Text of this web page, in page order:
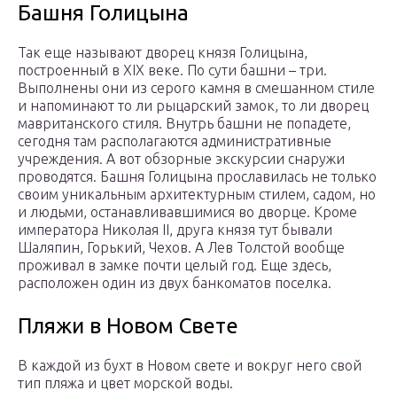
Башня Голицына
Так еще называют дворец князя Голицына,
построенный в XIX веке. По сути башни – три.
Выполнены они из серого камня в смешанном стиле
и напоминают то ли рыцарский замок, то ли дворец
мавританского стиля. Внутрь башни не попадете,
сегодня там располагаются административные
учреждения. А вот обзорные экскурсии снаружи
проводятся. Башня Голицына прославилась не только
своим уникальным архитектурным стилем, садом, но
и людьми, останавливавшимися во дворце. Кроме
императора Николая II, друга князя тут бывали
Шаляпин, Горький, Чехов. А Лев Толстой вообще
проживал в замке почти целый год. Еще здесь,
расположен один из двух банкоматов поселка.
Пляжи в Новом Свете
В каждой из бухт в Новом свете и вокруг него свой
тип пляжа и цвет морской воды.